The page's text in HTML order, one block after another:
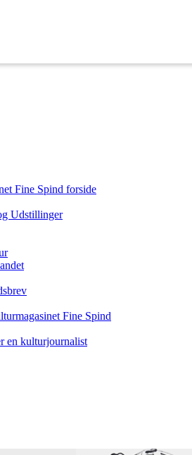
Fine Spind forside
Udstillinger
Fine Spind
en kulturjournalist